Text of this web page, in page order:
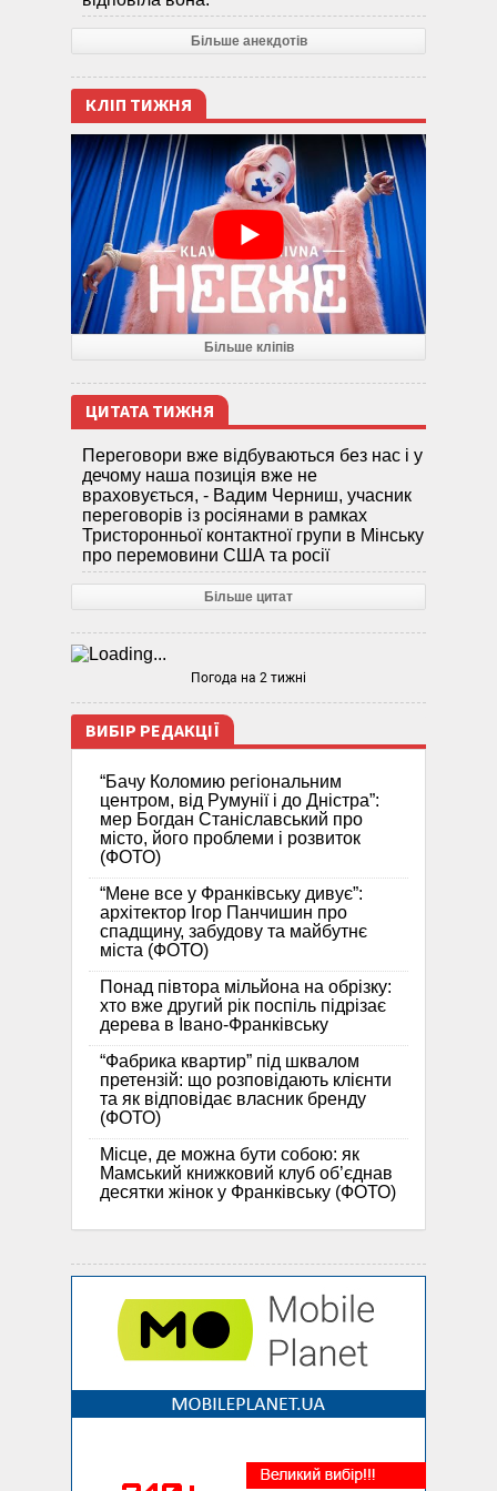
Більше анекдотів
КЛІП ТИЖНЯ
Більше кліпів
ЦИТАТА ТИЖНЯ
Переговори вже відбуваються без нас і у
дечому наша позиція вже не
враховується, - Вадим Черниш, учасник
переговорів із росіянами в рамках
Тристоронньої контактної групи в Мінську
про перемовини США та росії
Більше цитат
Погода на 2 тижні
ВИБІР РЕДАКЦІЇ
“Бачу Коломию регіональним
центром, від Румунії і до Дністра”:
мер Богдан Станіславський про
місто, його проблеми і розвиток
(ФОТО)
“Мене все у Франківську дивує”:
архітектор Ігор Панчишин про
спадщину, забудову та майбутнє
міста (ФОТО)
Понад півтора мільйона на обрізку:
хто вже другий рік поспіль підрізає
дерева в Івано-Франківську
“Фабрика квартир” під шквалом
претензій: що розповідають клієнти
та як відповідає власник бренду
(ФОТО)
Місце, де можна бути собою: як
Мамський книжковий клуб об’єднав
десятки жінок у Франківську (ФОТО)